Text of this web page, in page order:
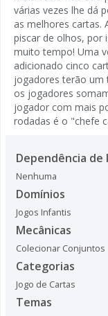
várias vezes lhe dá
as melhores cartas.
piscar de olhos, por
muito tempo! Uma
adicionado cinco
jogadores terão um
os jogadores
jogador com mais
rodadas é o "chefe
Dependência de
Nenhuma
Domínios
Jogos Infantis
Mecânicas
Colecionar Conjuntos
Categorias
Jogo de Cartas
Temas